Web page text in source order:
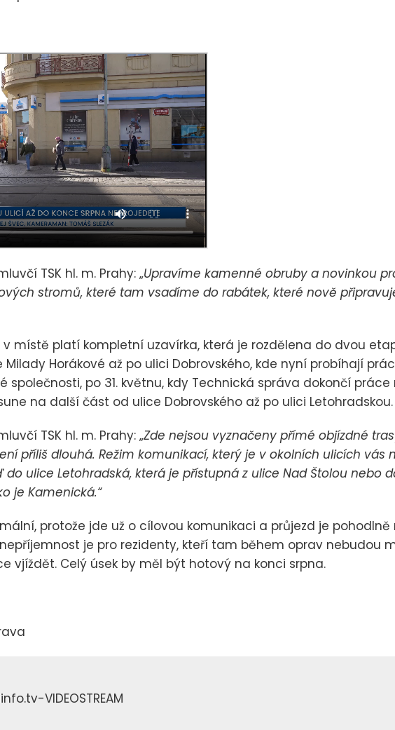
TSK hl. m. Prahy: „Upravíme kamenné obruby a novinkou
stromů, které tam vsadíme do rabátek, které nově
místě platí kompletní uzavírka, která je rozdělena do dvou
Horákové až po ulici Dobrovského, kde nyní probíhají
společnosti, po 31. květnu, kdy Technická správa dokončí práce
na další část od ulice Dobrovského až po ulici Letohradskou.
TSK hl. m. Prahy: „Zde nejsou vyznačeny přímé objízdné
příliš dlouhá. Režim komunikací, který je v okolních ulicích vás
ulice Letohradská, která je přístupná z ulice Nad Štolou nebo
je Kamenická.“
protože jde už o cílovou komunikaci a průjezd je pohodlně
je pro rezidenty, kteří tam během oprav nebudou
vjíždět. Celý úsek by měl být hotový na konci srpna.
VIDEOSTREAM